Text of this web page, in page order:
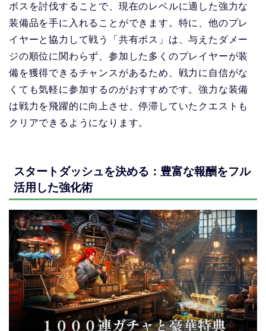
ボスを討伐することで、現在のレベルに適した強力な
装備品を手に入れることができます。特に、他のプレ
イヤーと協力して戦う「共有ボス」は、与えたダメー
ジの順位に関わらず、参加した多くのプレイヤーが装
備を獲得できるチャンスがあるため、戦力に自信がな
くても気軽に参加するのがおすすめです。強力な装備
は戦力を飛躍的に向上させ、停滞していたクエストも
クリアできるようになります。
スタートダッシュを決める：豊富な報酬をフル
活用した強化術